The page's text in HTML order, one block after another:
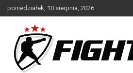
to
poniedziałek, 10 sierpnia, 2026